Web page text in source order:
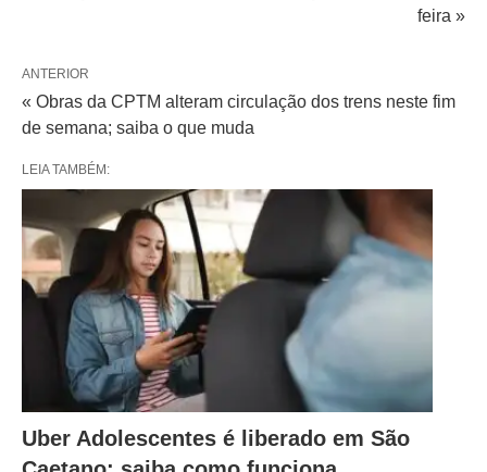
feira »
ANTERIOR
« Obras da CPTM alteram circulação dos trens neste fim
de semana; saiba o que muda
LEIA TAMBÉM:
Uber Adolescentes é liberado em São